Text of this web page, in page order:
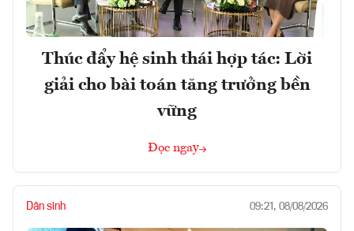
Thúc đẩy hệ sinh thái hợp tác: Lời
giải cho bài toán tăng trưởng bền
vững
Đọc ngay
Dân sinh 09:21, 08/08/2026